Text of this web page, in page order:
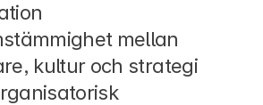
mellan
kultur och strategi